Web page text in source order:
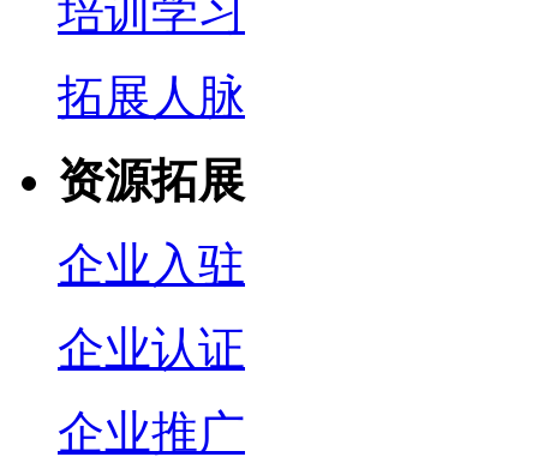
培训学习
拓展人脉
资源拓展
企业入驻
企业认证
企业推广